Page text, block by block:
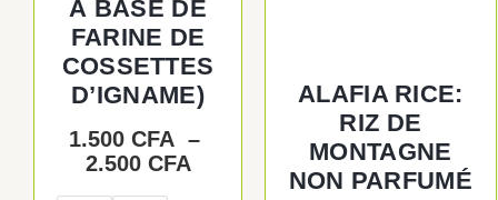
À BASE DE
FARINE DE
COSSETTES
D’IGNAME)
1.500 CFA –
2.500 CFA
page
produit
ALAFIA RICE:
RIZ DE
MONTAGNE
NON PARFUMÉ